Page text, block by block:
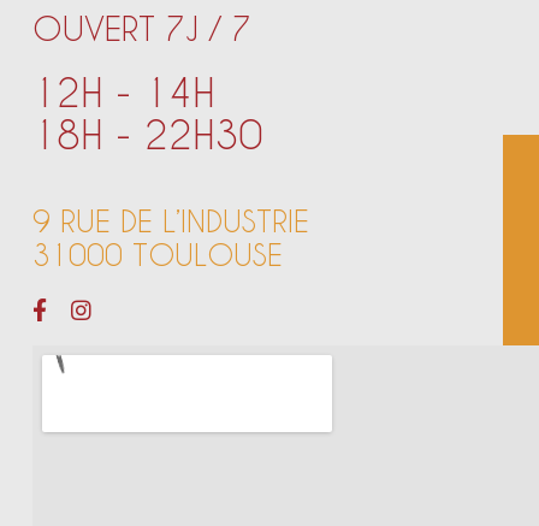
OUVERT 7J / 7
12H - 14H
18H - 22H30
9 RUE DE L’INDUSTRIE
31000 TOULOUSE